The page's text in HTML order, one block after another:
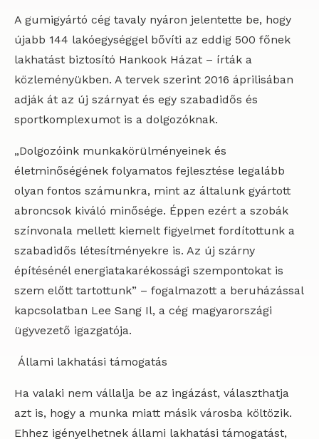
A gumigyártó cég tavaly nyáron jelentette be, hogy
újabb 144 lakóegységgel bővíti az eddig 500 főnek
lakhatást biztosító Hankook Házat – írták a
közleményükben. A tervek szerint 2016 áprilisában
adják át az új szárnyat és egy szabadidős és
sportkomplexumot is a dolgozóknak.
„Dolgozóink munkakörülményeinek és
életminőségének folyamatos fejlesztése legalább
olyan fontos számunkra, mint az általunk gyártott
abroncsok kiváló minősége. Éppen ezért a szobák
színvonala mellett kiemelt figyelmet fordítottunk a
szabadidős létesítményekre is. Az új szárny
építésénél energiatakarékossági szempontokat is
szem előtt tartottunk” – fogalmazott a beruházással
kapcsolatban Lee Sang Il, a cég magyarországi
ügyvezető igazgatója.
Állami lakhatási támogatás
Ha valaki nem vállalja be az ingázást, választhatja
azt is, hogy a munka miatt másik városba költözik.
Ehhez igényelhetnek állami lakhatási támogatást,